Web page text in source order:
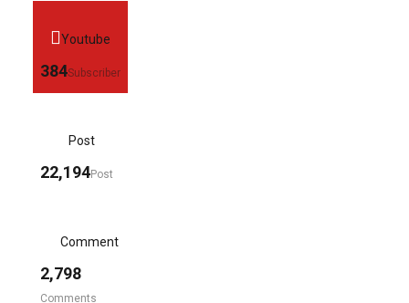
Youtube
384Subscriber
Post
22,194Post
Comment
2,798
Comments